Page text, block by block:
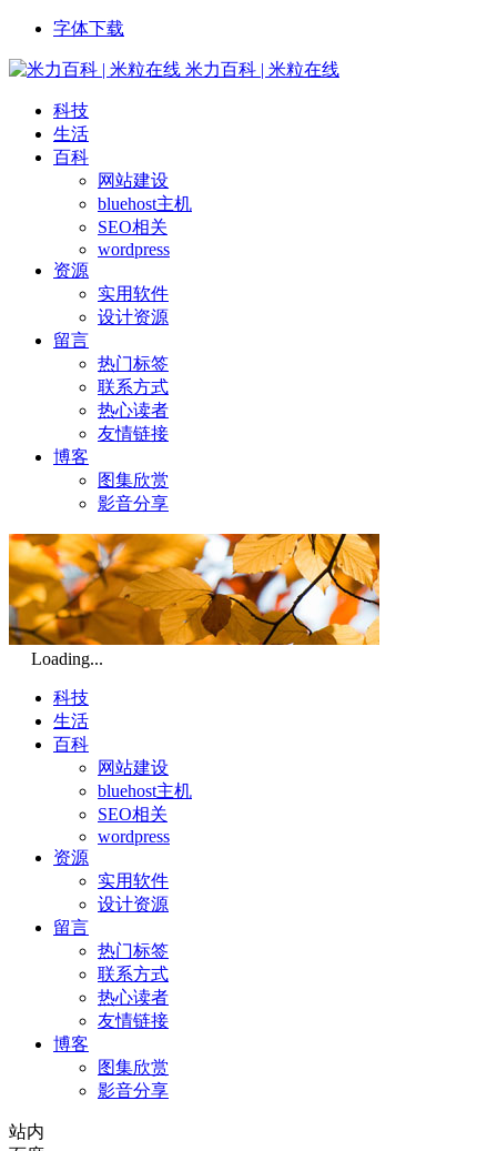
字体下载
米力百科 | 米粒在线
科技
生活
百科
网站建设
bluehost主机
SEO相关
wordpress
资源
实用软件
设计资源
留言
热门标签
联系方式
热心读者
友情链接
博客
图集欣赏
影音分享
Loading...
科技
生活
百科
网站建设
bluehost主机
SEO相关
wordpress
资源
实用软件
设计资源
留言
热门标签
联系方式
热心读者
友情链接
博客
图集欣赏
影音分享
站内